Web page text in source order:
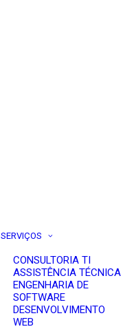
SERVIÇOS
CONSULTORIA TI
ASSISTÊNCIA TÉCNICA
ENGENHARIA DE
SOFTWARE
DESENVOLVIMENTO
WEB